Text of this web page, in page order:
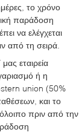
το χρόνο
παράδοση
να ελέγχεται
από τη σειρά.
εταιρεία
ή η
union (50%
και το
πριν από την